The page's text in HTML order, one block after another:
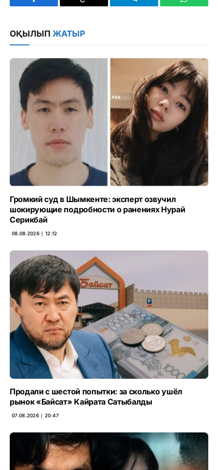
Facebook
Copy
Telegram
ОҚЫЛЫП ЖАТЫР
Громкий суд в Шымкенте: эксперт озвучил
шокирующие подробности о ранениях Нурай
Серикбай
08.08.2026 ∣ 12:12
Продали с шестой попытки: за сколько ушёл
рынок «Байсат» Кайрата Сатыбалды
07.08.2026 ∣ 20:47